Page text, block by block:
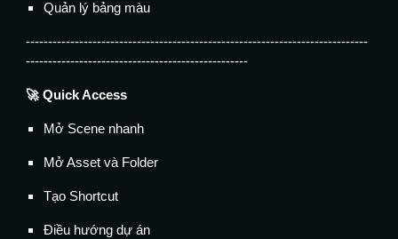
Quản lý bảng màu
-----------------------------------------------------------------------------
--------------------------------------------------
🚀 Quick Access
Mở Scene nhanh
Mở Asset và Folder
Tạo Shortcut
Điều hướng dự án